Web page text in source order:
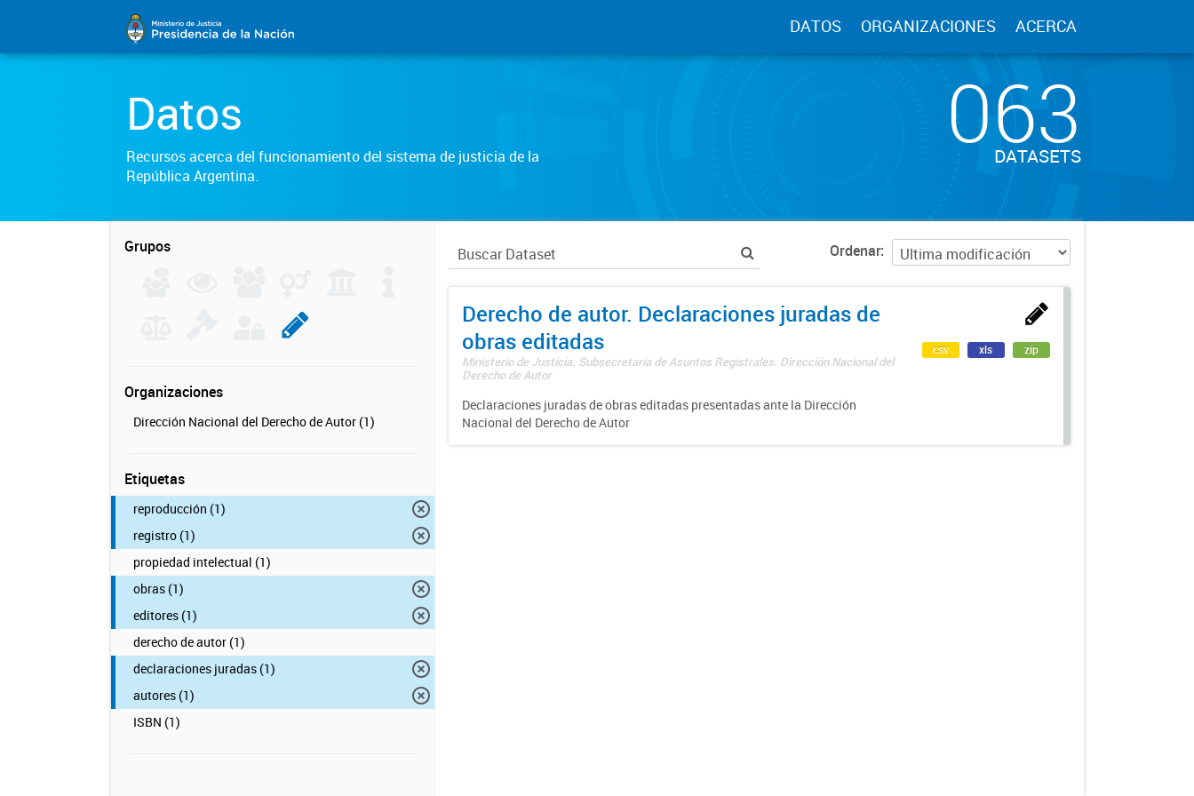
DATOS ORGANIZACIONES ACERCA
Datos
Recursos acerca del funcionamiento del sistema de justicia de la
República Argentina.
063
DATASETS
Grupos
Organizaciones
Dirección Nacional del Derecho de Autor (1)
Etiquetas
reproducción (1)
registro (1)
propiedad intelectual (1)
obras (1)
editores (1)
derecho de autor (1)
declaraciones juradas (1)
autores (1)
ISBN (1)
Ordenar
Derecho de autor. Declaraciones juradas de
obras editadas
Ministerio de Justicia. Subsecretaría de Asuntos Registrales. Dirección Nacional del
Derecho de Autor
Declaraciones juradas de obras editadas presentadas ante la Dirección
Nacional del Derecho de Autor
csv xls zip